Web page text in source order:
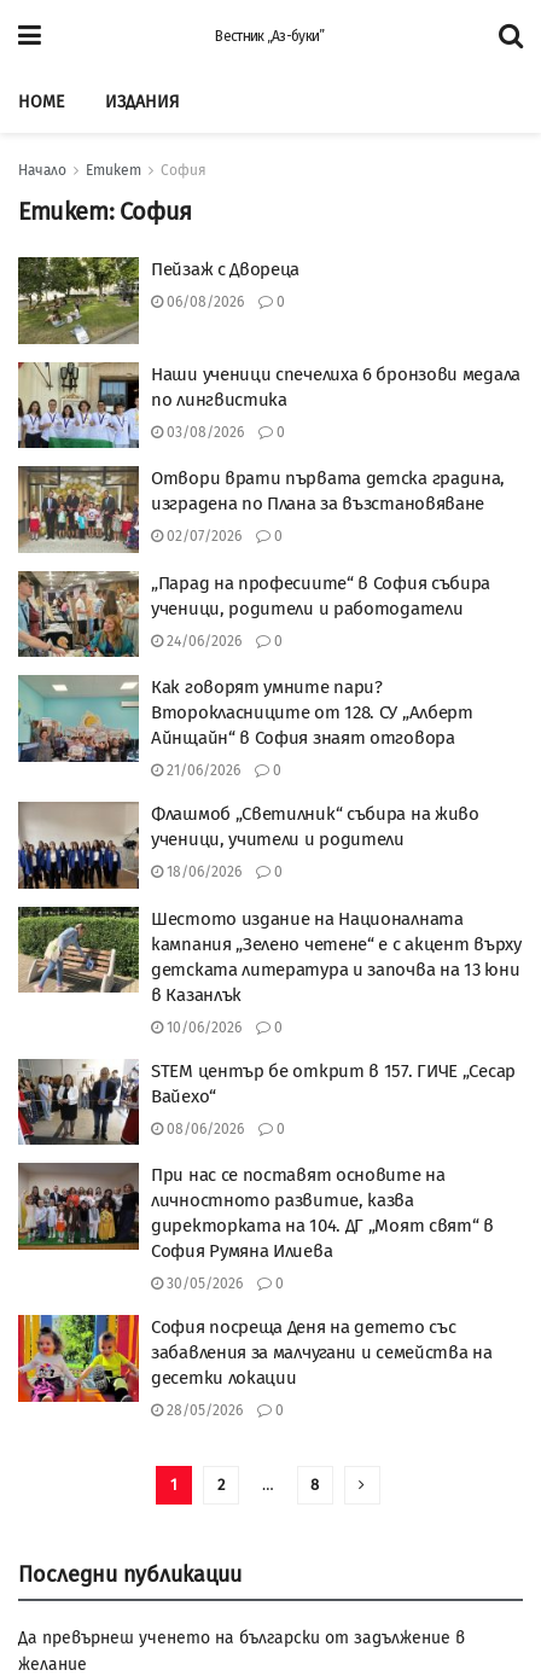
Вестник „Аз-буки”
HOME ИЗДАНИЯ
Начало Етикет София
Етикет: София
Пейзаж с Двореца
06/08/2026 0
Наши ученици спечелиха 6 бронзови медала
по лингвистика
03/08/2026 0
Отвори врати първата детска градина,
изградена по Плана за възстановяване
02/07/2026 0
„Парад на професиите“ в София събира
ученици, родители и работодатели
24/06/2026 0
Как говорят умните пари?
Второкласниците от 128. СУ „Алберт
Айнщайн“ в София знаят отговора
21/06/2026 0
Флашмоб „Светилник“ събира на живо
ученици, учители и родители
18/06/2026 0
Шестото издание на Националната
кампания „Зелено четене“ e с акцент върху
детската литература и започва на 13 юни
в Казанлък
10/06/2026 0
STEM център бе открит в 157. ГИЧЕ „Сесар
Вайехо“
08/06/2026 0
При нас се поставят основите на
личностното развитие, казва
директорката на 104. ДГ „Моят свят“ в
София Румяна Илиева
30/05/2026 0
София посреща Деня на детето със
забавления за малчугани и семейства на
десетки локации
28/05/2026 0
1 2 … 8
Последни публикации
Да превърнеш ученето на български от задължение в
желание